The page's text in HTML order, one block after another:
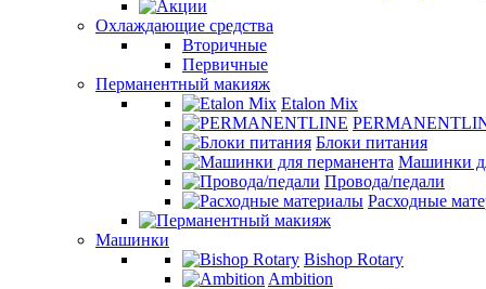
Охлаждающие средства
Вторичные
Первичные
Перманентный макияж
Etalon Mix
Блоки питания
Машинки
Провода/педали
Расходные
Машинки
Bishop Rotary
Ambition